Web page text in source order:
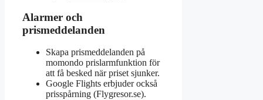
Alarmer och
prismeddelanden
Skapa prismeddelanden på
momondo prislarmfunktion för
att få besked när priset sjunker.
Google Flights erbjuder också
prisspårning (Flygresor.se).